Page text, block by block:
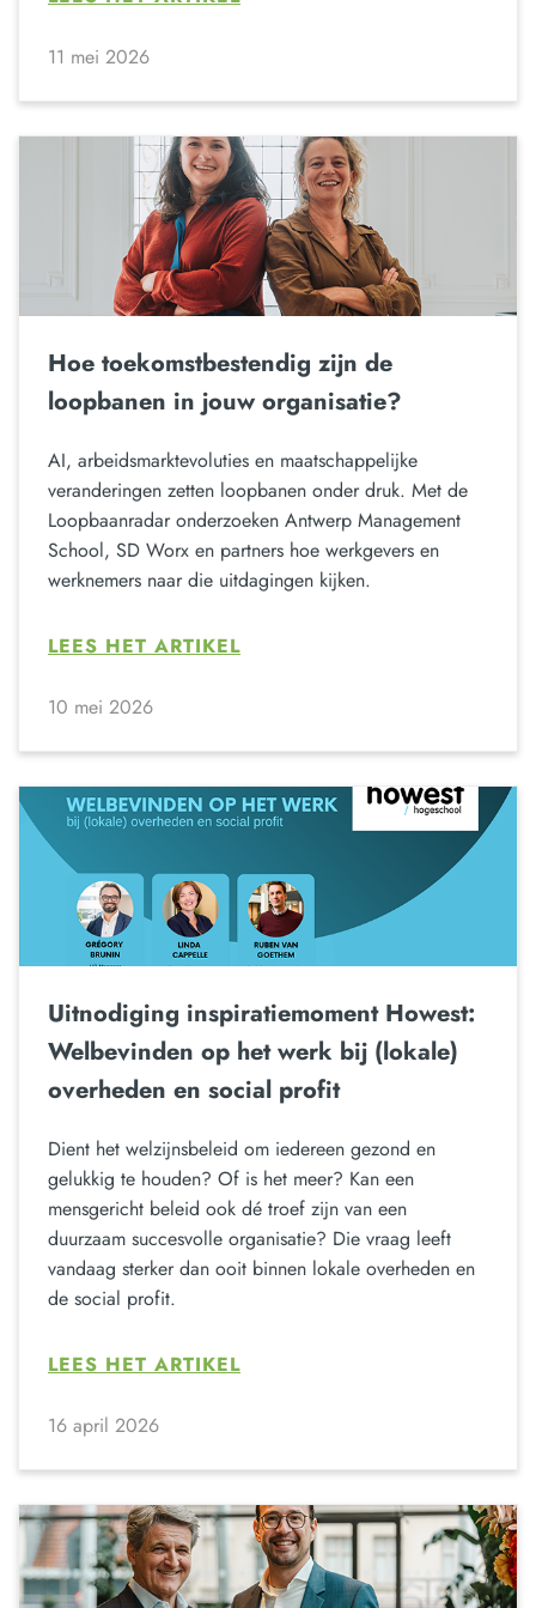
11 mei 2026
Hoe toekomstbestendig zijn de
loopbanen in jouw organisatie?
AI, arbeidsmarktevoluties en maatschappelijke
veranderingen zetten loopbanen onder druk. Met de
Loopbaanradar onderzoeken Antwerp Management
School, SD Worx en partners hoe werkgevers en
werknemers naar die uitdagingen kijken.
LEES HET ARTIKEL
10 mei 2026
Uitnodiging inspiratiemoment Howest:
Welbevinden op het werk bij (lokale)
overheden en social profit
Dient het welzijnsbeleid om iedereen gezond en
gelukkig te houden? Of is het meer? Kan een
mensgericht beleid ook dé troef zijn van een
duurzaam succesvolle organisatie? Die vraag leeft
vandaag sterker dan ooit binnen lokale overheden en
de social profit.
LEES HET ARTIKEL
16 april 2026